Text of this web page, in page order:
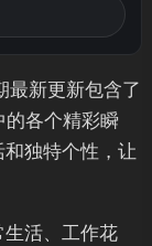
最新更新包含了
的各个精彩瞬
独特个性，让
活、工作花